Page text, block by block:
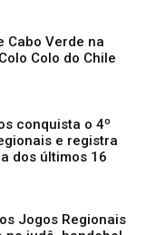
Cabo Verde na
Colo do Chile
conquista o 4º
e registra
dos últimos 16
Jogos Regionais